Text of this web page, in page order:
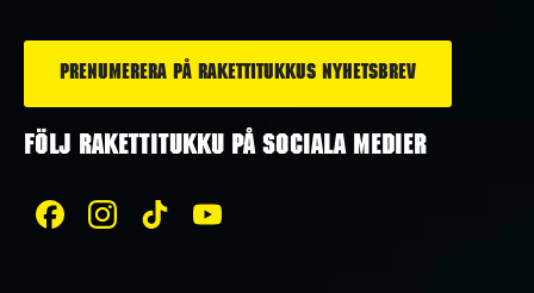
FÖLJ RAKETTITUKKU PÅ SOCIALA MEDIER